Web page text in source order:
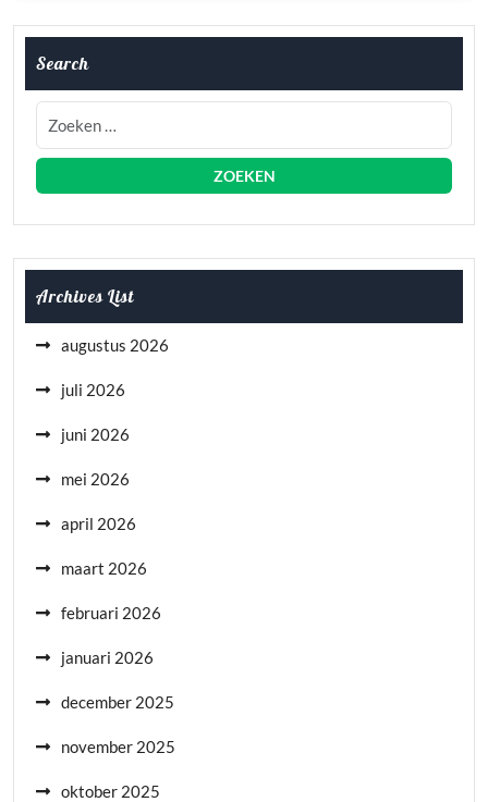
Search
Archives List
augustus 2026
juli 2026
juni 2026
mei 2026
april 2026
maart 2026
februari 2026
januari 2026
december 2025
november 2025
oktober 2025